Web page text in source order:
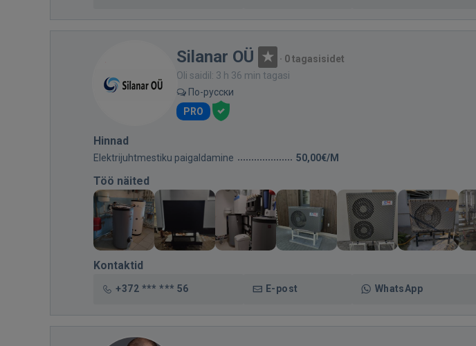
Silanar OÜ · 0 tagasisidet
Oli saidil: 3 h 36 min tagasi
По-русски
PRO
Hinnad
Elektrijuhtmestiku paigaldamine 50,00€/M
Töö näited
Kontaktid
+372 *** *** 56 E-post WhatsApp